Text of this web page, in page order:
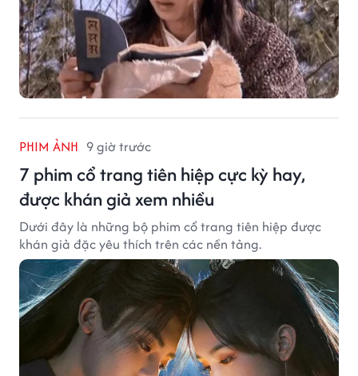
PHIM ẢNH 9 giờ trước
7 phim cổ trang tiên hiệp cực kỳ hay,
được khán giả xem nhiều
Dưới đây là những bộ phim cổ trang tiên hiệp được
khán giả đặc yêu thích trên các nền tảng.